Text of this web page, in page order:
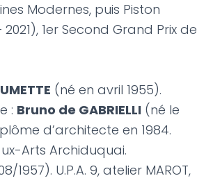
Modernes, puis Piston
1er Second Grand Prix de
(né en avril 1955).
: Bruno de GABRIELLI(né le
d’architecte en 1984.
Arts Archiduquai.
1957). U.P.A. 9, atelier MAROT,